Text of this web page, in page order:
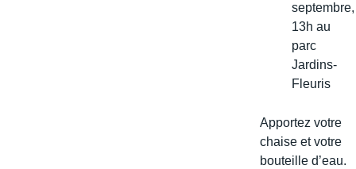
septembre,
13h au
parc
Jardins-
Fleuris
Apportez votre
chaise et votre
bouteille d’eau.